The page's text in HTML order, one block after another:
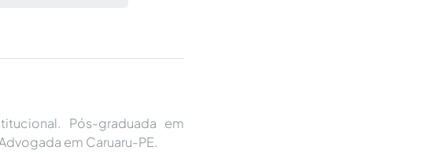
Pós-graduada em
em Caruaru-PE.